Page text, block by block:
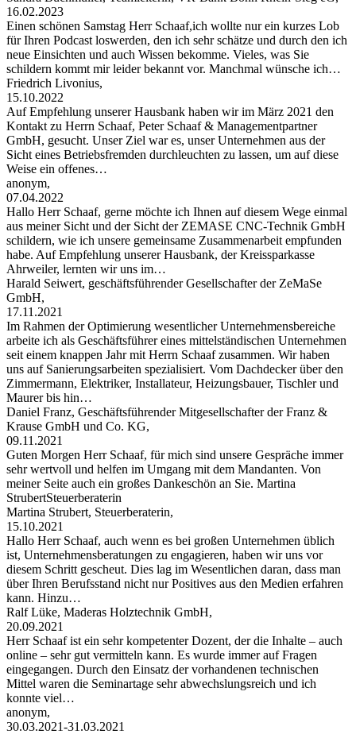
16.02.2023
Einen schönen Samstag Herr Schaaf,ich wollte nur ein kurzes Lob
für Ihren Podcast loswerden, den ich sehr schätze und durch den ich
neue Einsichten und auch Wissen bekomme. Vieles, was Sie
schildern kommt mir leider bekannt vor. Manchmal wünsche ich…
Friedrich Livonius,
15.10.2022
Auf Empfehlung unserer Hausbank haben wir im März 2021 den
Kontakt zu Herrn Schaaf, Peter Schaaf & Managementpartner
GmbH, gesucht. Unser Ziel war es, unser Unternehmen aus der
Sicht eines Betriebsfremden durchleuchten zu lassen, um auf diese
Weise ein offenes…
anonym,
07.04.2022
Hallo Herr Schaaf, gerne möchte ich Ihnen auf diesem Wege einmal
aus meiner Sicht und der Sicht der ZEMASE CNC-Technik GmbH
schildern, wie ich unsere gemeinsame Zusammenarbeit empfunden
habe. Auf Empfehlung unserer Hausbank, der Kreissparkasse
Ahrweiler, lernten wir uns im…
Harald Seiwert, geschäftsführender Gesellschafter der ZeMaSe
GmbH,
17.11.2021
Im Rahmen der Optimierung wesentlicher Unternehmensbereiche
arbeite ich als Geschäftsführer eines mittelständischen Unternehmen
seit einem knappen Jahr mit Herrn Schaaf zusammen. Wir haben
uns auf Sanierungsarbeiten spezialisiert. Vom Dachdecker über den
Zimmermann, Elektriker, Installateur, Heizungsbauer, Tischler und
Maurer bis hin…
Daniel Franz, Geschäftsführender Mitgesellschafter der Franz &
Krause GmbH und Co. KG,
09.11.2021
Guten Morgen Herr Schaaf, für mich sind unsere Gespräche immer
sehr wertvoll und helfen im Umgang mit dem Mandanten. Von
meiner Seite auch ein großes Dankeschön an Sie. Martina
StrubertSteuerberaterin
Martina Strubert, Steuerberaterin,
15.10.2021
Hallo Herr Schaaf, auch wenn es bei großen Unternehmen üblich
ist, Unternehmensberatungen zu engagieren, haben wir uns vor
diesem Schritt gescheut. Dies lag im Wesentlichen daran, dass man
über Ihren Berufsstand nicht nur Positives aus den Medien erfahren
kann. Hinzu…
Ralf Lüke, Maderas Holztechnik GmbH,
20.09.2021
Herr Schaaf ist ein sehr kompetenter Dozent, der die Inhalte – auch
online – sehr gut vermitteln kann. Es wurde immer auf Fragen
eingegangen. Durch den Einsatz der vorhandenen technischen
Mittel waren die Seminartage sehr abwechslungsreich und ich
konnte viel…
anonym,
30.03.2021-31.03.2021